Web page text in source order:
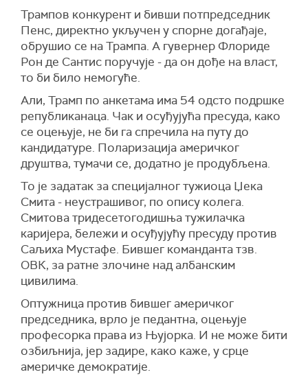
Трампов конкурент и бивши потпредседник
Пенс, директно укључен у спорне догађаје,
обрушио се на Трампа. А гувернер Флориде
Рон де Сантис поручује - да он дође на власт,
то би било немогуће.
Али, Трамп по анкетама има 54 одсто подршке
републиканаца. Чак и осуђујућа пресуда, како
се оцењује, не би га спречила на путу до
кандидатуре. Поларизација америчког
друштва, тумачи се, додатно је продубљена.
То је задатак за специјалног тужиоца Џека
Смита - неустрашивог, по опису колега.
Смитова тридесетогодишња тужилачка
каријера, бележи и осуђујућу пресуду против
Саљиха Мустафе. Бившег команданта тзв.
ОВК, за ратне злочине над албанским
цивилима.
Оптужница против бившег америчког
председника, врло је педантна, оцењује
професорка права из Њујорка. И не може бити
озбиљнија, јер задире, како каже, у срце
америчке демократије.